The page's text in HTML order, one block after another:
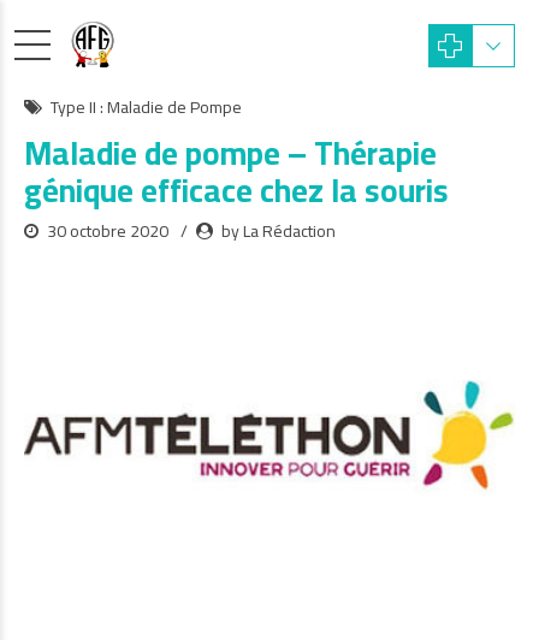
Type II : Maladie de Pompe
Maladie de pompe – Thérapie
génique efficace chez la souris
30 octobre 2020 by La Rédaction